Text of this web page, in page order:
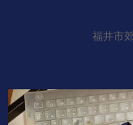
福井市